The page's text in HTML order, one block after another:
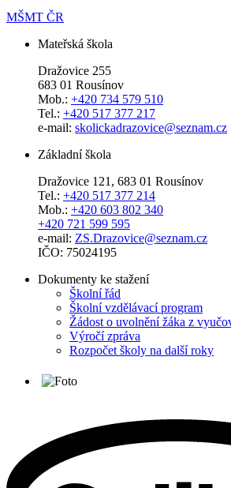
MŠMT ČR
Mateřská škola
Dražovice 255
683 01 Rousínov
Mob.: +420 734 579 510
Tel.: +420 517 377 217
e-mail: skolickadrazovice@seznam.cz
Základní škola
Dražovice 121, 683 01 Rousínov
Tel.: +420 517 377 214
Mob.: +420 603 802 340
+420 721 599 595
e-mail: ZS.Drazovice@seznam.cz
IČO: 75024195
Dokumenty ke stažení
Školní řád
Školní vzdělávací program
Žádost o uvolnění žáka z
Výročí zpráva
Rozpočet školy na další roky